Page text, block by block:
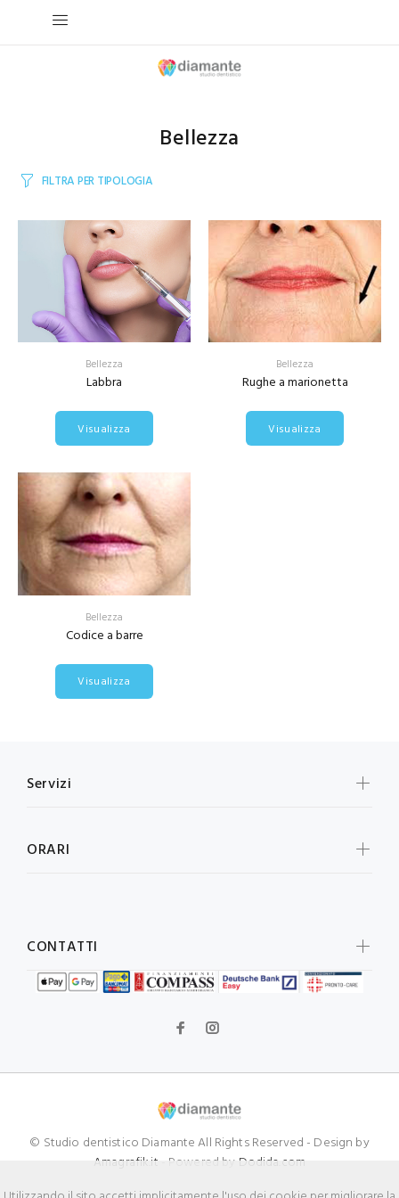
Bellezza
FILTRA PER TIPOLOGIA
Bellezza
Labbra
Visualizza
Bellezza
Rughe a marionetta
Visualizza
Bellezza
Codice a barre
Visualizza
Servizi
ORARI
CONTATTI
© Studio dentistico Diamante All Rights Reserved - Design by
Amagrafik.it - Powered by Dodida.com